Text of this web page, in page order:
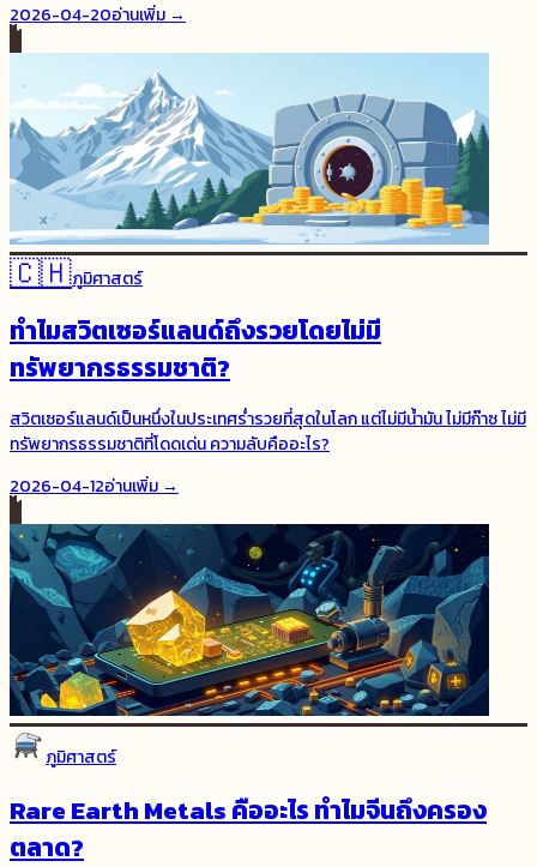
2026-04-20อ่านเพิ่ม →
🇨🇭ภูมิศาสตร์
ทำไมสวิตเซอร์แลนด์ถึงรวยโดยไม่มี
ทรัพยากรธรรมชาติ?
สวิตเซอร์แลนด์เป็นหนึ่งในประเทศร่ำรวยที่สุดในโลก แต่ไม่มีน้ำมัน ไม่มีก๊าซ ไม่มี
ทรัพยากรธรรมชาติที่โดดเด่น ความลับคืออะไร?
2026-04-12อ่านเพิ่ม →
ภูมิศาสตร์
Rare Earth Metals คืออะไร ทำไมจีนถึงครอง
ตลาด?